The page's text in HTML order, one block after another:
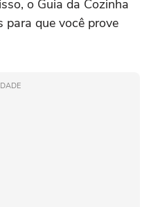
o Guia da Cozinha
para que você prove